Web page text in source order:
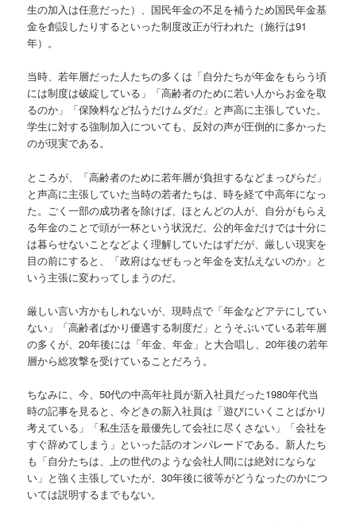
生の加入は任意だった）、国民年金の不足を補うため国民年金基
金を創設したりするといった制度改正が行われた（施行は91
年）。
当時、若年層だった人たちの多くは「自分たちが年金をもらう頃
には制度は破綻している」「高齢者のために若い人からお金を取
るのか」「保険料など払うだけムダだ」と声高に主張していた。
学生に対する強制加入についても、反対の声が圧倒的に多かった
のが現実である。
ところが、「高齢者のために若年層が負担するなどまっぴらだ」
と声高に主張していた当時の若者たちは、時を経て中高年になっ
た。ごく一部の成功者を除けば、ほとんどの人が、自分がもらえ
る年金のことで頭が一杯という状況だ。公的年金だけでは十分に
は暮らせないことなどよく理解していたはずだが、厳しい現実を
目の前にすると、「政府はなぜもっと年金を支払えないのか」と
いう主張に変わってしまうのだ。
厳しい言い方かもしれないが、現時点で「年金などアテにしてい
ない」「高齢者ばかり優遇する制度だ」とうそぶいている若年層
の多くが、20年後には「年金、年金」と大合唱し、20年後の若年
層から総攻撃を受けていることだろう。
ちなみに、今、50代の中高年社員が新入社員だった1980年代当
時の記事を見ると、今どきの新入社員は「遊びにいくことばかり
考えている」「私生活を最優先して会社に尽くさない」「会社を
すぐ辞めてしまう」といった話のオンパレードである。新人たち
も「自分たちは、上の世代のような会社人間には絶対にならな
い」と強く主張していたが、30年後に彼等がどうなったのかにつ
いては説明するまでもない。